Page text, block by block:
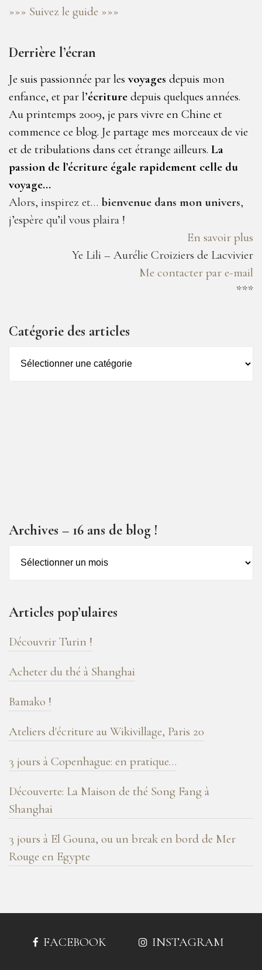
»»» Suivez le guide »»»
Derrière l’écran
Je suis passionnée par les voyages depuis mon
enfance, et par l’écriture depuis quelques années.
Au printemps 2009, je pars vivre en Chine et
commence ce blog. Je partage mes morceaux de vie
et de tribulations dans cet étrange ailleurs. La
passion de l’écriture égale rapidement celle du
voyage…
Alors, inspirez et… bienvenue dans mon univers,
j’espère qu’il vous plaira !
En savoir plus
Ye Lili – Aurélie Croiziers de Lacvivier
Me contacter par e-mail
***
Catégorie des articles
des
Archives – 16 ans de blog !
de
blog
!
Articles pop’ulaires
Découvrir Turin !
Acheter du thé à Shanghai
Bamako !
Ateliers d'écriture au Wikivillage, Paris 20
3 jours à Copenhague: en pratique…
Découverte: La Maison de thé Song Fang à
Shanghai
3 jours à El Gouna, ou un break en bord de Mer
Rouge en Egypte
FACEBOOK INSTAGRAM